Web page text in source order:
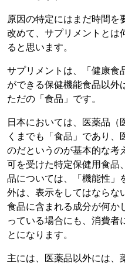
原因の特定にはまだ時間を
改めて、サプリメントとは
ると思います。
サプリメントは、「健康食
ができる保健機能食品以外
ただの「食品」です。
日本においては、医薬品（
くまでも「食品」であり、
のだというのが基本的な考
可を受けた特定保健用食品
品については、「機能性」
外は、表示をしてはならな
食品に含まれる成分が何か
っている場合にも、消費者
とになります。
主には、医薬品以外には、